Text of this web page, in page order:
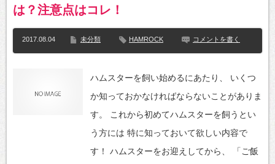
は？注意点はコレ！
2017.08.04 未分類 HAMROCK コメントを書く
ハムスターを飼い始めるにあたり、 いくつ
か知っておかなければならないことがありま
す。 これから初めてハムスターを飼うとい
う方には 特に知っておいて欲しい内容で
す！ ハムスターをお迎えしてから、 「ご飯